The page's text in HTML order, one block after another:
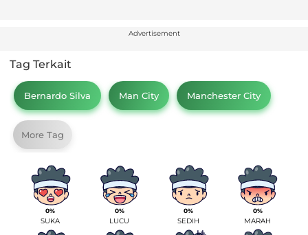
Advertisement
Tag Terkait
Bernardo Silva Man City Manchester City
More Tag
0%
SUKA
0%
LUCU
0%
SEDIH
0%
MARAH